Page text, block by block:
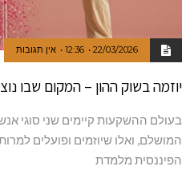
22/03/2026
12:36 אין תגובות
יוזמה בשוק ההון – המקום שבו
בעולם ההשקעות קיימים שני סוגי
המושלם, ואלו שיוזמים ופועלים
הפיננסית מלמדת